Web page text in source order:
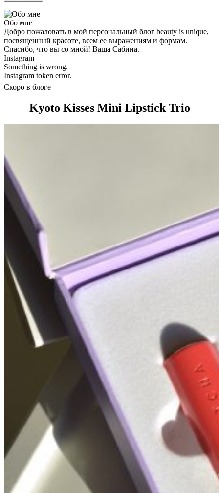
Обо мне
Добро пожаловать в мой персональный блог beauty is unique,
посвященный красоте, всем ее выражениям и формам.
Спасибо, что вы со мной! Ваша Сабина.
Instagram
Something is wrong.
Instagram token error.
Скоро в блоге
Kyoto Kisses Mini Lipstick Trio